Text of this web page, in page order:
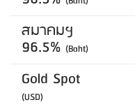
สมาคมฯ
96.5% (Baht)
Gold Spot
(USD)